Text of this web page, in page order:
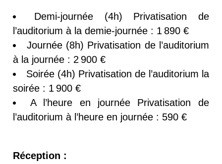
Demi-journée (4h) Privatisation de
l’auditorium à la demie-journée : 1 890 €
Journée (8h) Privatisation de l’auditorium
à la journée : 2 900 €
Soirée (4h) Privatisation de l’auditorium la
soirée : 1 900 €
A l’heure en journée Privatisation de
l’auditorium à l’heure en journée : 590 €
Réception :